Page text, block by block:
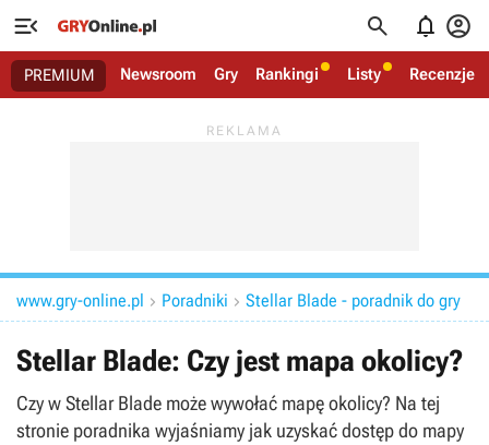
   
PREMIUM Newsroom Gry Rankingi Listy Recenzje
www.gry-online.pl  Poradniki  Stellar Blade - poradnik do gry
Stellar Blade: Czy jest mapa okolicy?
Czy w Stellar Blade może wywołać mapę okolicy? Na tej
stronie poradnika wyjaśniamy jak uzyskać dostęp do mapy